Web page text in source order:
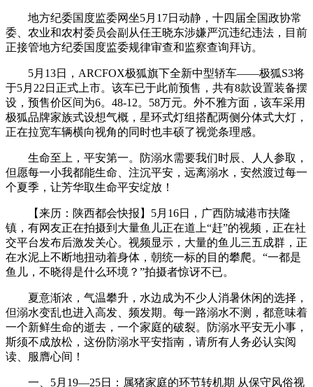
地方纪委国度监委网坐5月17日动静，十四届全国政协常
委、农业和农村委员会副从任王晓东涉嫌严沉违纪违法，目前
正接管地方纪委国度监委规律审查和监察查询拜访。
5月13日，ARCFOX极狐旗下全新中型轿车——极狐S3将
于5月22日正式上市。该车已于此前预售，共有8款设置装备摆
设，预售价区间为6。48-12。58万元。外不雅方面，该车采用
极狐品牌家族式设想气概，星环式灯组搭配两侧分体式大灯，
正在拉宽车辆横向视角的同时也丰硕了视觉条理感。
生命至上，平安第一。防溺水需要我们时辰、人人参取，
但愿每一小我都能生命、注沉平安，远离溺水，安然渡过每一
个夏季，让芳华取生命平安绽放！
【来历：陕西都会快报】5月16日，广西防城港市扶隆
镇，有网友正在拍摄到大量鱼儿正在道上“赶”的视频，正在社
交平台发布后激发关心。视频显示，大量的鱼儿三五成群，正
在水泥上不断地扭动着身体，朝统一标的目的攀爬。“一都是
鱼儿，不晓得是什么环境？”拍摄者惊讶不已。
夏意渐浓，气温攀升，水边成为不少人消暑休闲的选择，
但溺水变乱也进入高发、频发期。每一路溺水不测，都意味着
一个新鲜生命的逝去，一个家庭的破裂。防溺水平安无小事，
斯须不成放松，这份防溺水平安指南，请所有人务必认实阅
读、服膺心间！
一、5月19—25日：属猪家庭的环节转机期 从保守风俗视